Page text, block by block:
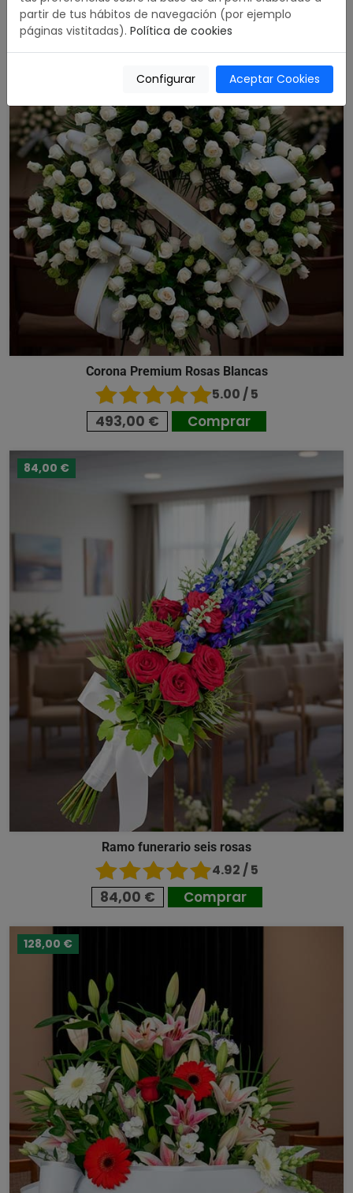
Corona Premium Rosas Blancas
5.00 / 5
493,00 € Comprar
84,00 €
Ramo funerario seis rosas
4.92 / 5
84,00 € Comprar
128,00 €
partir de tus hábitos de navegación (por ejemplo
páginas vistitadas). Política de cookies
Configurar Aceptar Cookies